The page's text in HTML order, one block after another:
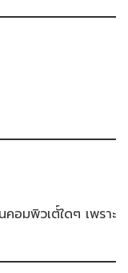
อมพิวเต้์ใดๆ เพราะ